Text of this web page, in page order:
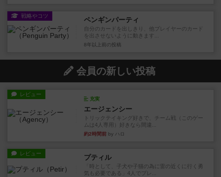
戦略やコツ ペンギンパーティ
自分のカードを出しきり、他プレイヤーのカード
を出させないように動きます...
8年以上前 の投稿
会員の新しい投稿
レビュー
充実
エージェンシー
トリックテイキング好きで、チーム戦（このゲー
ムは4人専用）好きなら間違...
約2時間前 by ハロ
レビュー プティル
「時として、子犬や子猫の為に雷の近くに行く勇
気も必要である」4人でプレ...